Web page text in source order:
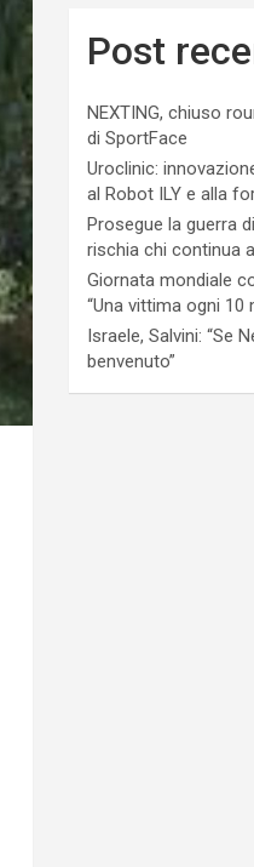
Post
NEXTING, chiuso
di SportFace
Uroclinic:
al Robot ILY e alla
Prosegue la guerra
rischia chi continua
Giornata mondiale
“Una vittima ogni 10
Israele, Salvini: “Se
benvenuto”